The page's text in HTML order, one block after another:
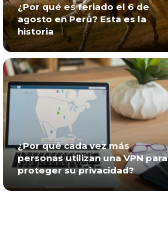
¿Por qué es feriado el 6 de
agosto en Perú? Esta es la
historia
¿Por qué cada vez más
personas utilizan una VPN para
proteger su privacidad?